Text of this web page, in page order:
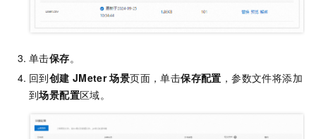
单击保存。
回到创建 JMeter 场景页面，单击保存配置 ，参数文件将添加
到场景配置区域。